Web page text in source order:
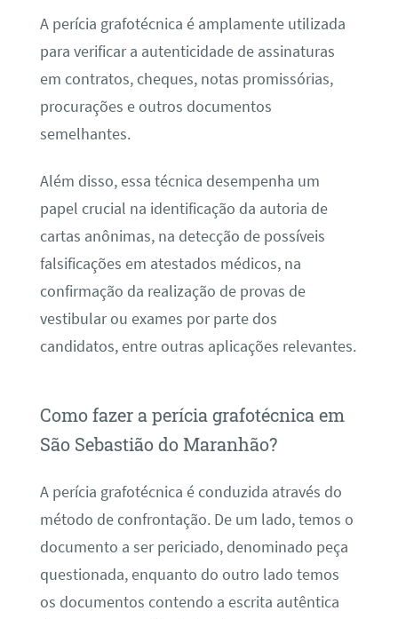
A perícia grafotécnica é amplamente utilizada
para verificar a autenticidade de assinaturas
em contratos, cheques, notas promissórias,
procurações e outros documentos
semelhantes.
Além disso, essa técnica desempenha um
papel crucial na identificação da autoria de
cartas anônimas, na detecção de possíveis
falsificações em atestados médicos, na
confirmação da realização de provas de
vestibular ou exames por parte dos
candidatos, entre outras aplicações relevantes.
Como fazer a perícia grafotécnica em
São Sebastião do Maranhão?
A perícia grafotécnica é conduzida através do
método de confrontação. De um lado, temos o
documento a ser periciado, denominado peça
questionada, enquanto do outro lado temos
os documentos contendo a escrita autêntica